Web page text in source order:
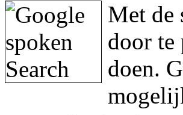
Met de
door te
doen.